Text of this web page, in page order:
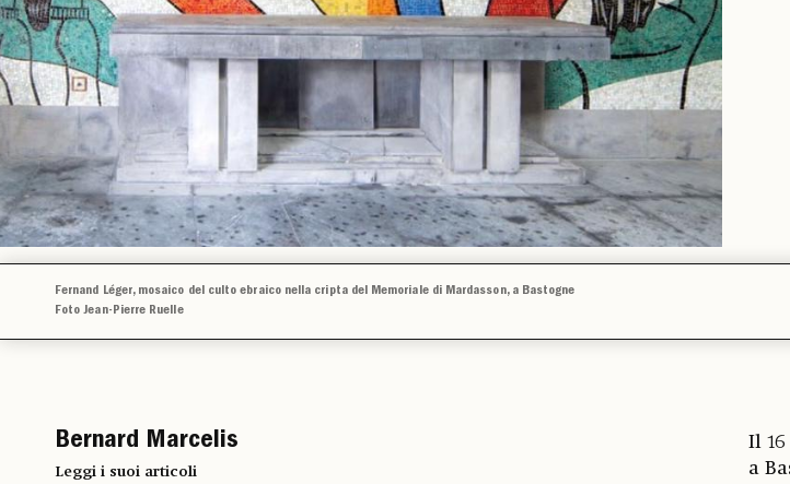
Fernand Léger, mosaico del culto ebraico nella cripta del Memoriale di Mardasson, a Bastogne
Foto Jean-Pierre Ruelle
Bernard Marcelis
Leggi i suoi articoli
Il
a